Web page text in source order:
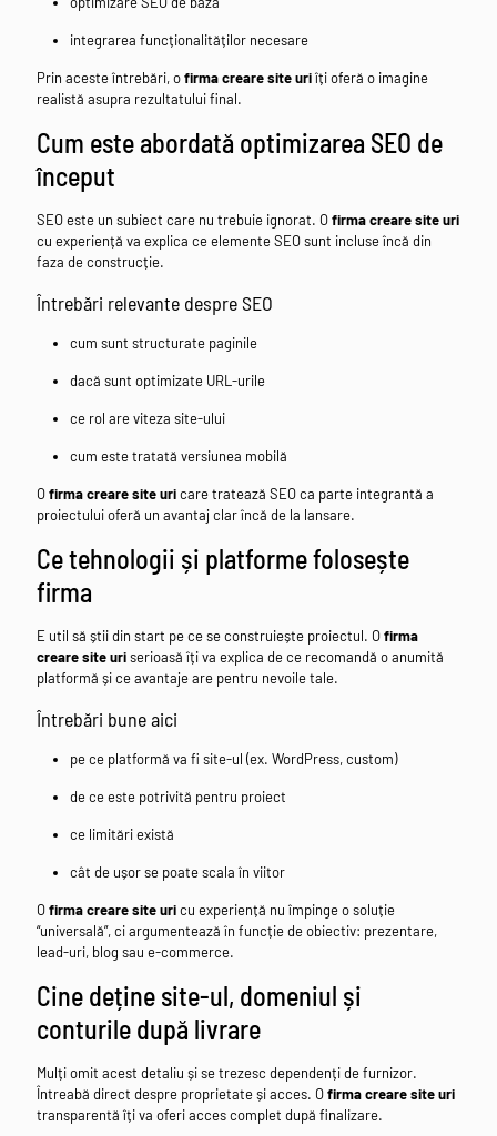
integrarea funcționalităților necesare
Prin aceste întrebări, ofirma creare site uriîți oferă o imagine
realistă asupra rezultatului final.
Cum este abordată optimizarea SEO de
început
SEO este un subiect care nu trebuie ignorat. Ofirma creare site uri
cu experiență va explica ce elemente SEO sunt incluse încă din
faza de construcție.
Întrebări relevante despre SEO
cum sunt structurate paginile
dacă sunt optimizate URL-urile
ce rol are viteza site-ului
cum este tratată versiunea mobilă
Ofirma creare site uricare tratează SEO ca parte integrantă a
proiectului oferă un avantaj clar încă de la lansare.
Ce tehnologii și platforme folosește
firma
E util să știi din start pe ce se construiește proiectul. Ofirma
creare site uriserioasă îți va explica de ce recomandă o anumită
platformă și ce avantaje are pentru nevoile tale.
Întrebări bune aici
pe ce platformă va fi site-ul (ex. WordPress, custom)
de ce este potrivită pentru proiect
ce limitări există
cât de ușor se poate scala în viitor
Ofirma creare site uricu experiență nu împinge o soluție
“universală”, ci argumentează în funcție de obiectiv: prezentare,
lead-uri, blog sau e-commerce.
Cine deține site-ul, domeniul și
conturile după livrare
Mulți omit acest detaliu și se trezesc dependenți de furnizor.
Întreabă direct despre proprietate și acces. Ofirma creare site uri
transparentă îți va oferi acces complet după finalizare.